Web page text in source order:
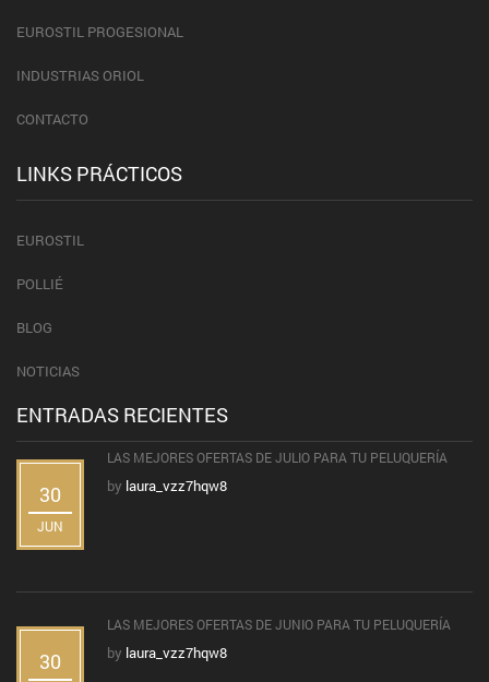
EUROSTIL PROGESIONAL
INDUSTRIAS ORIOL
CONTACTO
LINKS PRÁCTICOS
EUROSTIL
POLLIÉ
BLOG
NOTICIAS
ENTRADAS RECIENTES
30
JUN
LAS MEJORES OFERTAS DE JULIO PARA TU PELUQUERÍA
by laura_vzz7hqw8
30
LAS MEJORES OFERTAS DE JUNIO PARA TU PELUQUERÍA
by laura_vzz7hqw8